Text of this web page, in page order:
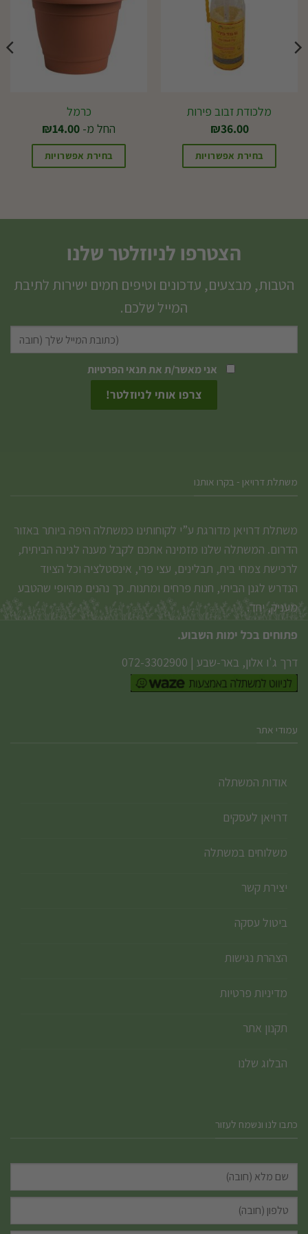
מלכודת זבוב פירות
₪36.00
בחירת אפשרויות
כרמל
החל מ-
₪14.00
בחירת אפשרויות
יש
סוגים.
לבחור
האפשרויות
בעמוד
הצטרפו לניוזלטר שלנו
הטבות, מבצעים, עדכונים וטיפים חמים ישירות לתיבת
המייל שלכם.
אני מאשר/ת אתתנאי הפרטיות
משתלת דרויאן - בקרו אותנו
משתלת דרויאן מדורגת ע”י לקוחותינו כמשתלה היפה ביותר באזור
הדרום. המשתלה שלנו מזמינה אתכם לקבל מענה לגינה הביתית,
לרכישת צמחי בית, תבלינים, עצי פרי, אינסטלציה וכל הציוד
הנדרש לגנן הביתי, חנות פרחים ומתנות. כך נהנים מהיופי שהטבע
מעניק, יחד.
פתוחים בכל ימות השבוע.
דרך ג'ו אלון, באר-שבע |
072-3302900
עמודי אתר
אודות המשתלה
דרויאן לעסקים
משלוחים במשתלה
יצירת קשר
ביטול עסקה
הצהרת נגישות
מדיניות פרטיות
תקנון אתר
הבלוג שלנו
כתבו לנו ונשמח לעזור